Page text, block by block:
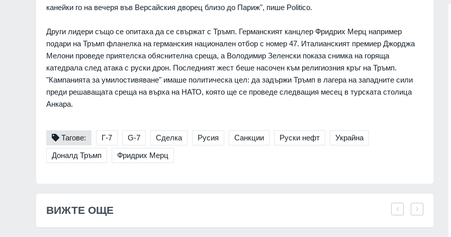
канейки го на вечеря във Версайския дворец близо до Париж", пише Politico.
Други лидери също се опитаха да се свържат с Тръмп. Германският канцлер Фридрих Мерц например
подари на Тръмп фланелка на германския национален отбор с номер 47. Италианският премиер Джорджа
Мелони проведе приятелска обяснителна среща, а Володимир Зеленски показа снимка на горяща
катедрала след атака с руски дрон. Последният жест беше насочен към религиозния кръг на Тръмп.
"Кампанията за умилостивяване" имаше политическа цел: да задържи Тръмп в лагера на западните сили
преди решаващата среща на върха на НАТО, която ще се проведе следващия месец в турската столица
Анкара.
Тагове: Г-7 G-7 Сделка Русия Санкции Руски нефт Украйна
Доналд Тръмп Фридрих Мерц
ВИЖТЕ ОЩЕ
7
Нов спад на нивото на река Дунав е
отчет днес
Видин 06.08.2026г.
8
Русия е понесла рекордни загуби на
9
Информационна кампания за
популяризиране на електронното
10
13
Днес по АМ "Тракия" и АМ "Струма"
няма да се движат тежки камиони от
15.30 до 22 часа
Благоевград 02.08.2026г.
София
03.08.2026г.
16